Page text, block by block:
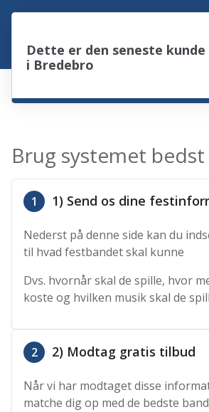
Dette er den seneste kunde
i Bredebro
Brug systemet bedst
1 1) Send os dine
Nederst på denne side kan du
til hvad festbandet skal kunne
Dvs. hvornår skal de spille, hvor
koste og hvilken musik skal de
2 2) Modtag gratis tilbud
Når vi har modtaget disse
matche dig op med de bedste